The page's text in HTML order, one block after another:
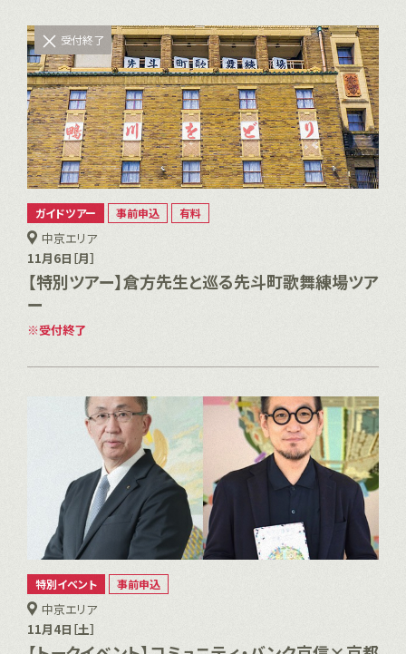
受付終了
ガイドツアー 事前申込 有料
中京エリア
11月6日［月］
【特別ツアー】倉方先生と巡る先斗町歌舞練場ツア
ー
受付終了
特別イベント 事前申込
中京エリア
11月4日［土］